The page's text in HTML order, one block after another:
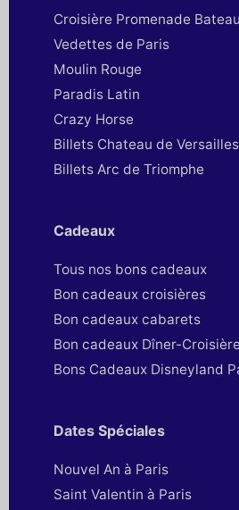
Croisière Promenade
Vedettes de Paris
Moulin Rouge
Paradis Latin
Crazy Horse
Billets Chateau de Versailles
Billets Arc de Triomphe
Cadeaux
Tous nos bons cadeaux
Bon cadeaux croisières
Bon cadeaux cabarets
Bon cadeaux Dîner-Croisière
Bons Cadeaux Disneyland
Dates Spéciales
Nouvel An à Paris
Saint Valentin à Paris